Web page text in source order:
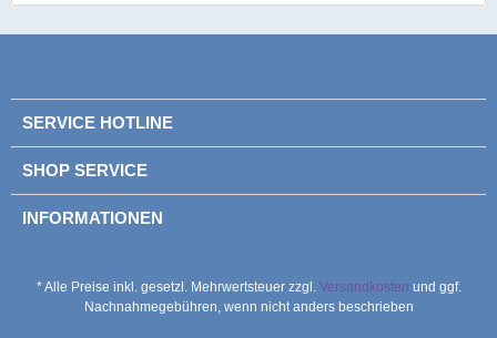
SERVICE HOTLINE
SHOP SERVICE
INFORMATIONEN
* Alle Preise inkl. gesetzl. Mehrwertsteuer zzgl. Versandkosten und ggf.
Nachnahmegebühren, wenn nicht anders beschrieben